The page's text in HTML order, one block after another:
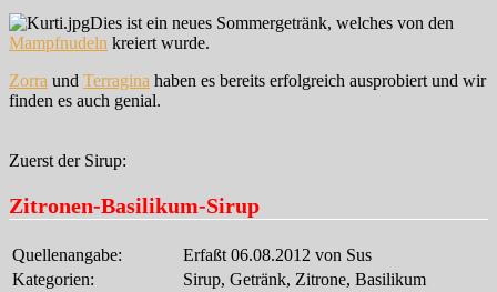
Dies ist ein neues Sommergetränk, welches von den
Mampfnudeln kreiert wurde.
Zorra und Terragina haben es bereits erfolgreich ausprobiert und wir
finden es auch genial.
Zuerst der Sirup:
Zitronen-Basilikum-Sirup
Quellenangabe:
Erfaßt 06.08.2012 von Sus
Kategorien:
Sirup, Getränk, Zitrone, Basilikum